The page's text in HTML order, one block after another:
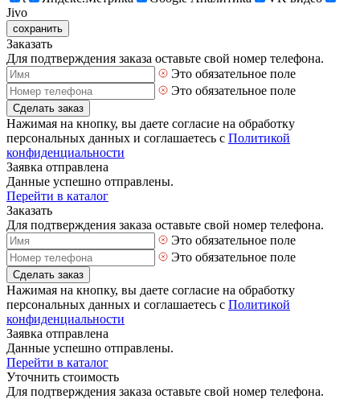
Jivo
сохранить
Заказать
Для подтверждения заказа оставьте свой номер телефона.
Это обязательное поле
Это обязательное поле
Сделать заказ
Нажимая на кнопку, вы даете согласие на обработку
персональных данных и соглашаетесь с Политикой
конфиденциальности
Заявка отправлена
Данные успешно отправлены.
Перейти в каталог
Заказать
Для подтверждения заказа оставьте свой номер телефона.
Это обязательное поле
Это обязательное поле
Сделать заказ
Нажимая на кнопку, вы даете согласие на обработку
персональных данных и соглашаетесь с Политикой
конфиденциальности
Заявка отправлена
Данные успешно отправлены.
Перейти в каталог
Уточнить стоимость
Для подтверждения заказа оставьте свой номер телефона.